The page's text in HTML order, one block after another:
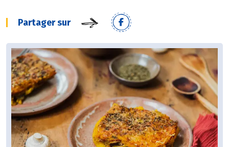
Partager sur